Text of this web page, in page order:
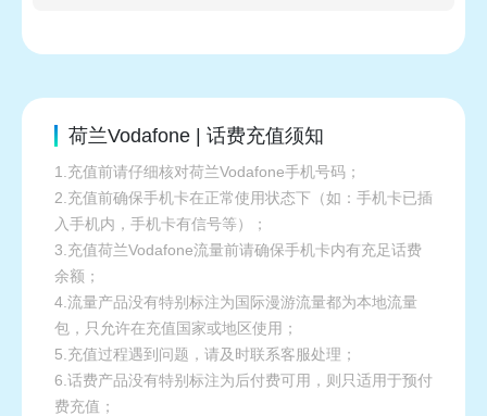
荷兰Vodafone | 话费充值须知
1.充值前请仔细核对荷兰Vodafone手机号码；
2.充值前确保手机卡在正常使用状态下（如：手机卡已插
入手机内，手机卡有信号等）；
3.充值荷兰Vodafone流量前请确保手机卡内有充足话费
余额；
4.流量产品没有特别标注为国际漫游流量都为本地流量
包，只允许在充值国家或地区使用；
5.充值过程遇到问题，请及时联系客服处理；
6.话费产品没有特别标注为后付费可用，则只适用于预付
费充值；